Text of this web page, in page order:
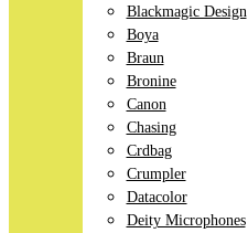
Blackmagic Design
Boya
Braun
Bronine
Canon
Chasing
Crdbag
Crumpler
Datacolor
Deity Microphones